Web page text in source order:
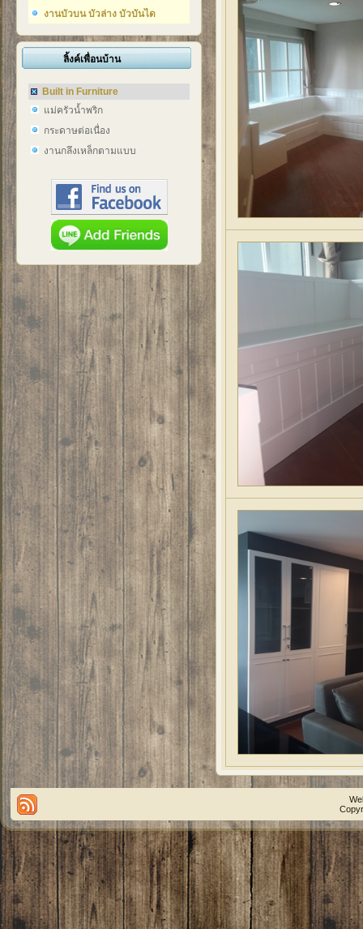
งานบัวบน บัวล่าง บัวบันได
ลิ้งค์เพื่อนบ้าน
Built in Furniture
แม่ครัวน้ำพริก
กระดาษต่อเนื่อง
งานกลึงเหล็กตามแบบ